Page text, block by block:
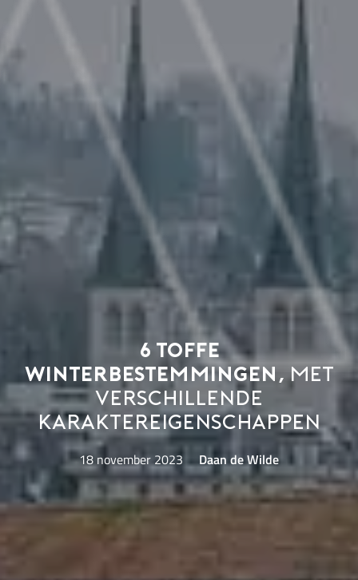
6 toffe
winterbestemmingen,met
verschillende
karaktereigenschappen
18 november 2023 Daan de Wilde